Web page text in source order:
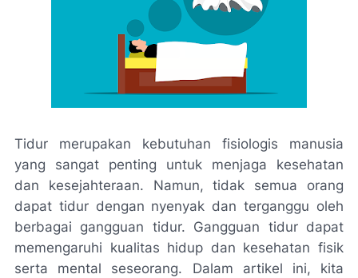
Tidur merupakan kebutuhan fisiologis manusia
yang sangat penting untuk menjaga kesehatan
dan kesejahteraan. Namun, tidak semua orang
dapat tidur dengan nyenyak dan terganggu oleh
berbagai gangguan tidur. Gangguan tidur dapat
memengaruhi kualitas hidup dan kesehatan fisik
serta mental seseorang. Dalam artikel ini, kita